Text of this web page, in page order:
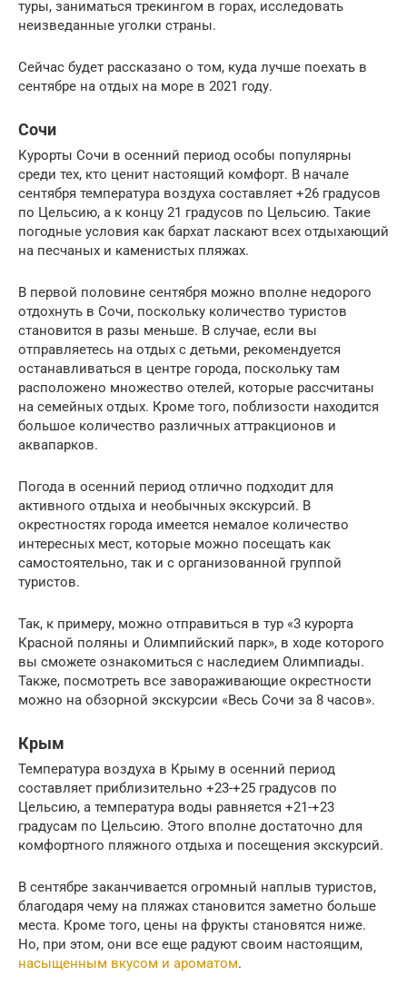
туры, заниматься трекингом в горах, исследовать
неизведанные уголки страны.
Сейчас будет рассказано о том, куда лучше поехать в
сентябре на отдых на море в 2021 году.
Сочи
Курорты Сочи в осенний период особы популярны
среди тех, кто ценит настоящий комфорт. В начале
сентября температура воздуха составляет +26 градусов
по Цельсию, а к концу 21 градусов по Цельсию. Такие
погодные условия как бархат ласкают всех отдыхающий
на песчаных и каменистых пляжах.
В первой половине сентября можно вполне недорого
отдохнуть в Сочи, поскольку количество туристов
становится в разы меньше. В случае, если вы
отправляетесь на отдых с детьми, рекомендуется
останавливаться в центре города, поскольку там
расположено множество отелей, которые рассчитаны
на семейных отдых. Кроме того, поблизости находится
большое количество различных аттракционов и
аквапарков.
Погода в осенний период отлично подходит для
активного отдыха и необычных экскурсий. В
окрестностях города имеется немалое количество
интересных мест, которые можно посещать как
самостоятельно, так и с организованной группой
туристов.
Так, к примеру, можно отправиться в тур «3 курорта
Красной поляны и Олимпийский парк», в ходе которого
вы сможете ознакомиться с наследием Олимпиады.
Также, посмотреть все завораживающие окрестности
можно на обзорной экскурсии «Весь Сочи за 8 часов».
Крым
Температура воздуха в Крыму в осенний период
составляет приблизительно +23-+25 градусов по
Цельсию, а температура воды равняется +21-+23
градусам по Цельсию. Этого вполне достаточно для
комфортного пляжного отдыха и посещения экскурсий.
В сентябре заканчивается огромный наплыв туристов,
благодаря чему на пляжах становится заметно больше
места. Кроме того, цены на фрукты становятся ниже.
Но, при этом, они все еще радуют своим настоящим,
насыщенным вкусом и ароматом.